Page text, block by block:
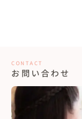
CONTACT
お問い合わせ